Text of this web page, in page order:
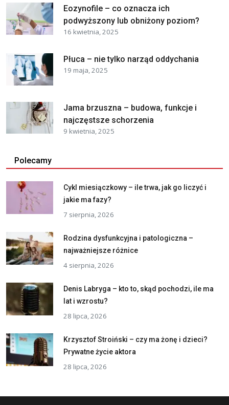
Eozynofile – co oznacza ich
podwyższony lub obniżony poziom?
16 kwietnia, 2025
Płuca – nie tylko narząd oddychania
19 maja, 2025
Jama brzuszna – budowa, funkcje i
najczęstsze schorzenia
9 kwietnia, 2025
Polecamy
Cykl miesiączkowy – ile trwa, jak go liczyć i
jakie ma fazy?
7 sierpnia, 2026
Rodzina dysfunkcyjna i patologiczna –
najważniejsze różnice
4 sierpnia, 2026
Denis Labryga – kto to, skąd pochodzi, ile ma
lat i wzrostu?
28 lipca, 2026
Krzysztof Stroiński – czy ma żonę i dzieci?
Prywatne życie aktora
28 lipca, 2026